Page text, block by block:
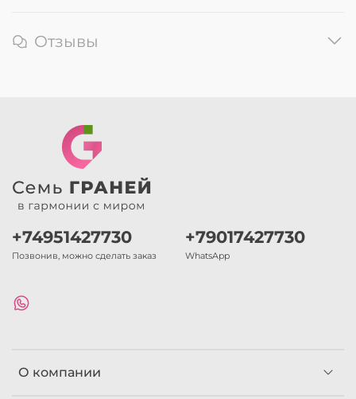
Отзывы
О компании
+74951427730
Позвонив, можно сделать заказ
+79017427730
WhatsApp